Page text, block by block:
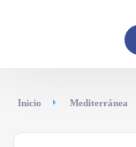
Inicio Mediterránea